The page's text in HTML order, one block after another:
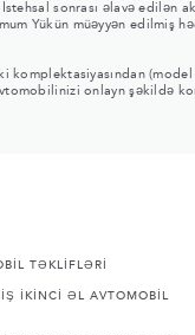
sonrası əlavə edilən
Yükün müəyyən edilmiş
onlayn şəkildə
TƏKLİFLƏRİ
İKİNCİ ƏL AVTOMOBİL